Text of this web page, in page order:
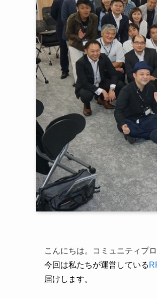
こんにちは。コミュニティプ
今回は私たちが運営している
届けします。